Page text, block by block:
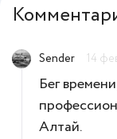
Sender 14
Бег
Алтай.